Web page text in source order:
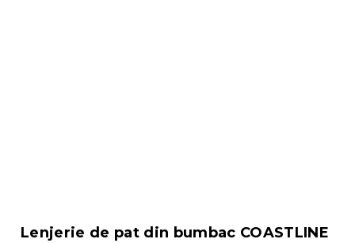
Lenjerie de pat din bumbac COASTLINE